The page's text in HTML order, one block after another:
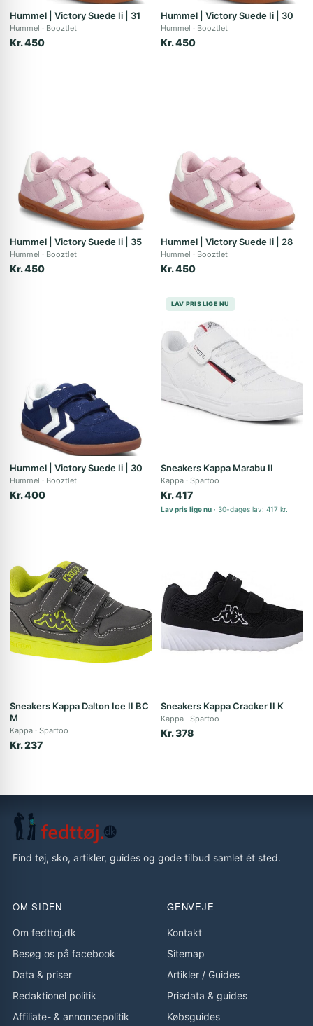
Hummel | Victory Suede Ii | 31
Hummel Booztlet
Kr. 450
Hummel | Victory Suede Ii | 30
Hummel Booztlet
Kr. 450
Hummel | Victory Suede Ii | 35
Hummel Booztlet
Kr. 450
Hummel | Victory Suede Ii | 28
Hummel Booztlet
Kr. 450
Hummel | Victory Suede Ii | 30
Hummel Booztlet
Kr. 400
LAV PRIS LIGE NU
Sneakers Kappa Marabu II
Kappa Spartoo
Kr. 417
Lav pris lige nu 30-dages lav: 417 kr.
Sneakers Kappa Dalton Ice II BC
M
Kappa Spartoo
Kr. 237
Sneakers Kappa Cracker II K
Kappa Spartoo
Kr. 378
Find tøj, sko, artikler, guides og gode tilbud samlet ét sted.
OM SIDEN
Om fedttoj.dk
Besøg os på facebook
Data & priser
Redaktionel politik
Affiliate- & annoncepolitik
GENVEJE
Kontakt
Sitemap
Artikler / Guides
Prisdata & guides
Købsguides